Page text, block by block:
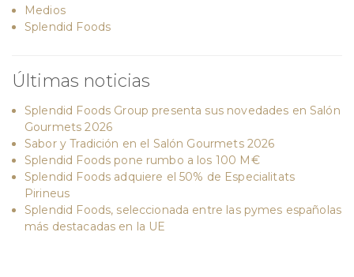
Medios
Splendid Foods
Últimas noticias
Splendid Foods Group presenta sus novedades en Salón
Gourmets 2026
Sabor y Tradición en el Salón Gourmets 2026
Splendid Foods pone rumbo a los 100 M€
Splendid Foods adquiere el 50% de Especialitats
Pirineus
Splendid Foods, seleccionada entre las pymes españolas
más destacadas en la UE